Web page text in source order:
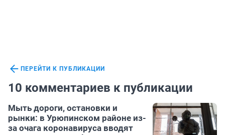
ПЕРЕЙТИ К ПУБЛИКАЦИИ
10 комментариев к публикации
Мыть дороги, остановки и
рынки: в Урюпинском районе из-
за очага коронавируса вводят